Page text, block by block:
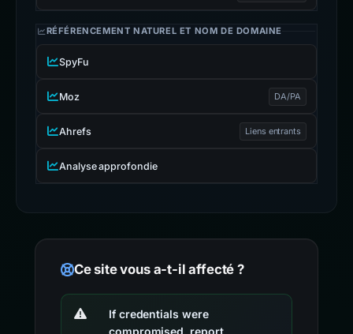
RÉFÉRENCEMENT NATUREL ET NOM DE DOMAINE
SpyFu
Moz DA/PA
Ahrefs Liens entrants
Analyse approfondie
Ce site vous a-t-il affecté ?
If credentials were
compromised, report